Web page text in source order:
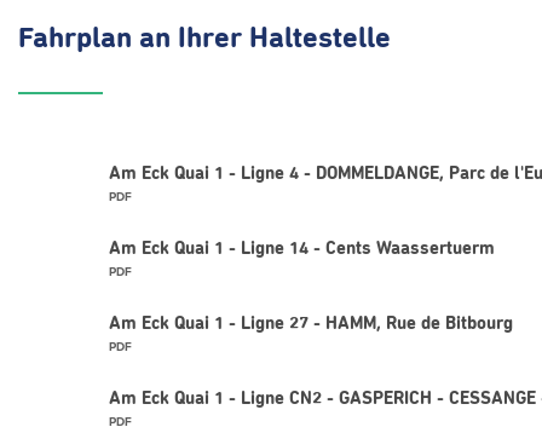
Fahrplan an Ihrer Haltestelle
Am Eck Quai 1 - Ligne 4 - DOMMELDANGE, Parc de
PDF
Am Eck Quai 1 - Ligne 14 - Cents Waassertuerm
PDF
Am Eck Quai 1 - Ligne 27 - HAMM, Rue de Bitbourg
PDF
Am Eck Quai 1 - Ligne CN2 - GASPERICH -
PDF